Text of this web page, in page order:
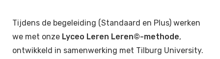
Tijdens de begeleiding (Standaard en Plus) werken
we met onze Lyceo Leren Leren©-methode,
ontwikkeld in samenwerking met Tilburg University.